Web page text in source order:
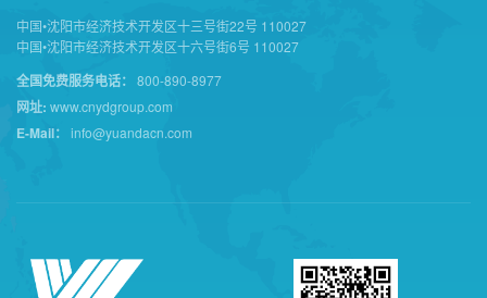
中国•沈阳市经济技术开发区十三号街22号 110027
中国•沈阳市经济技术开发区十六号街6号 110027
全国免费服务电话： 800-890-8977
网址: www.cnydgroup.com
E-Mail： info@yuandacn.com